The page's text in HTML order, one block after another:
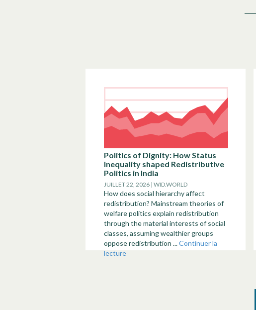
Politics of Dignity: How Status
Inequality shaped Redistributive
Politics in India
JUILLET 22, 2026 | WID.WORLD
How does social hierarchy affect
redistribution? Mainstream theories of
welfare politics explain redistribution
through the material interests of social
classes, assuming wealthier groups
oppose redistribution ...Continuer la
lecture